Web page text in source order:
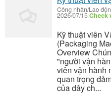
Công nhân/Lao
2026/07/15Check
Kỹ thuật viên
(Packaging
Overview
"người vận
viên vận hành
quan trọng
của dây ch...